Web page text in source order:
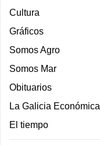
Cultura
Gráficos
Somos Agro
Somos Mar
Obituarios
La Galicia Económica
El tiempo